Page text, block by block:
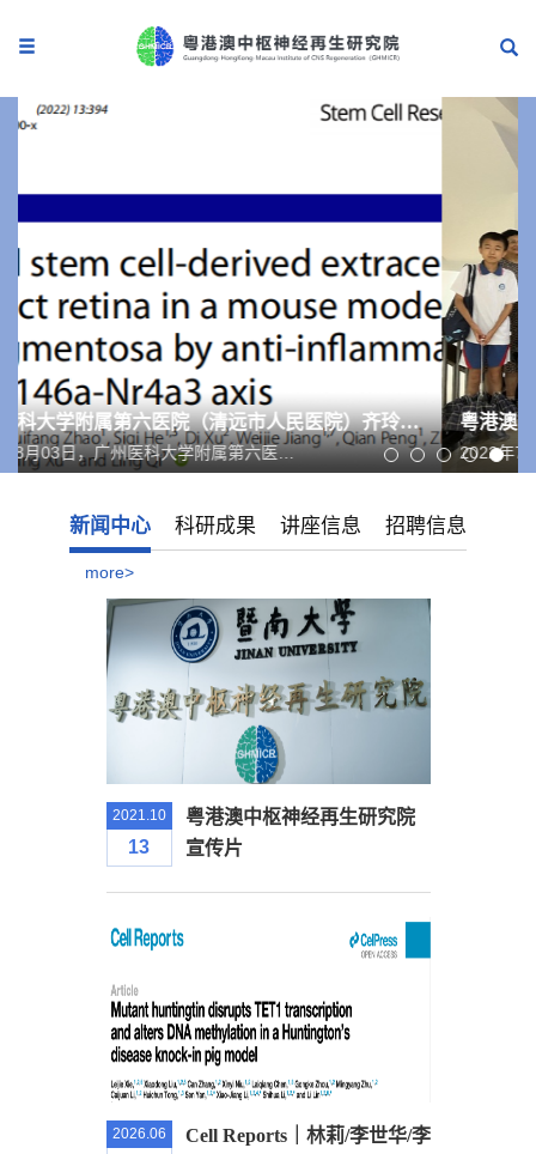
广州医科大学附属第六医院（清远市人民医院）齐玲团队与暨南大学徐颖团队揭示间充质干细胞外小囊泡治疗视网膜色素变性的机制
2022年7月4日，粤港澳中枢神经再生研究院广东省非人灵长类动物模型研究重点实验室迎来了新的一批暨南大学附属中学的同学们，开展“览暨南创新魂，筑少年强国梦”系列研学活动。广东省非人灵长类动物模型研究重点实验室副主任杨甦研究员代表实验室欢迎附中师生们的来访，并从动物模型和大脑功能两个方面入手，深入浅出的介绍了实验室的研究特色，即利用非人灵长类动物研究大脑疾病。同学们对生命科学研究常用的动物模型，小至线虫、果蝇，大至猪、猴，有了感性的认识，并且惊叹于人类大脑中数量惊人的神经细胞及其连接形成的网络。实验室的研究生梁维恩、陈秀生、贾青青、覃义阳分别针对实验室研究的四种神经退行性疾病阿尔兹海默症、帕金森病、渐冻人症、亨廷顿舞蹈症进行介绍。四位主讲人寓教于乐，用专业又不失幽默的语言结合多媒体教学视频和动物行为学录像，帮助同学们了解各种大脑疾病的发病原因、机制、治疗手段和最新研究进展。疾病患者运动失调、四肢震颤的视频让同学们受到很大的震撼，前两年在社交媒体上火爆全球的“冰桶挑战”视频也让同学们忍俊不禁。同学们认真听讲并记录笔记，课堂气氛非常活跃。随后，李世华教授对上述讲座进行了总结，进一步阐述了利用
新闻中心
more>
科研成果 讲座信息 招聘信息
2021.10
13
粤港澳中枢神经再生研究院
宣传片
2026.06
Cell Reports｜林莉/李世华/李